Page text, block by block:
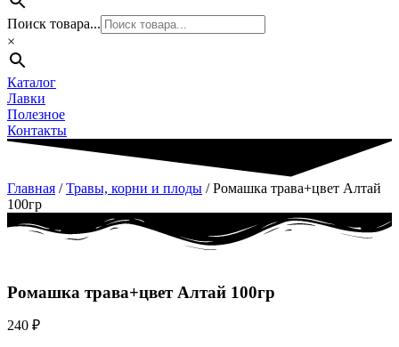
Поиск товара...
×
Каталог
Лавки
Полезное
Контакты
Главная /Травы, корни и плоды / Ромашка трава+цвет Алтай
100гр
Ромашка трава+цвет Алтай 100гр
240 ₽